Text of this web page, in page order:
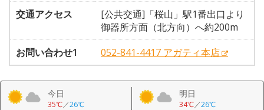
交通アクセス
[公共交通]「桜山」駅1番出口より
御器所方面（北方向）へ約200m
お問い合わせ1
052-841-4417 アガティ本店
今日
35℃／26℃
明日
34℃／26℃